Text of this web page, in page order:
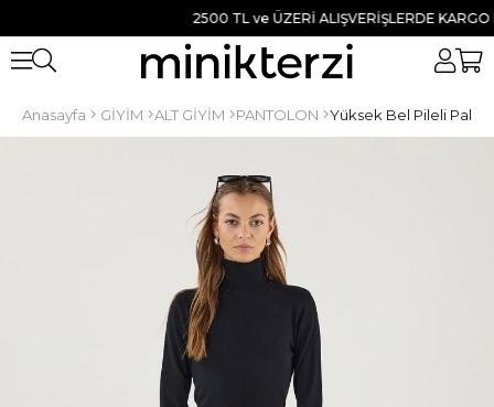
2500 TL ve ÜZERİ ALIŞVERİŞLERDE KARGO
Anasayfa GİYİM ALT GİYİM PANTOLON Yüksek Bel Pileli